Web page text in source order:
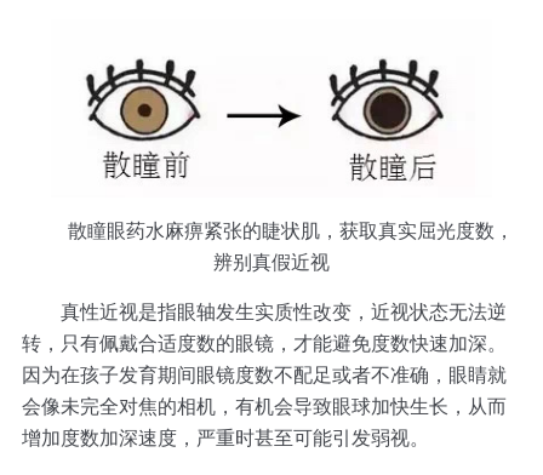
散瞳眼药水麻痹紧张的睫状肌，获取真实屈光度数，
辨别真假近视
真性近视是指眼轴发生实质性改变，近视状态无法逆
转，只有佩戴合适度数的眼镜，才能避免度数快速加深。
因为在孩子发育期间眼镜度数不配足或者不准确，眼睛就
会像未完全对焦的相机，有机会导致眼球加快生长，从而
增加度数加深速度，严重时甚至可能引发弱视。